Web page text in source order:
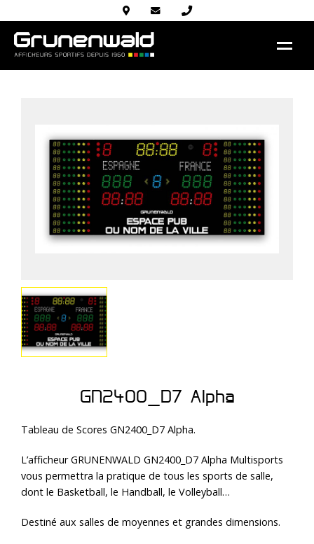
GN2400_D7 Alpha
Tableau de Scores GN2400_D7 Alpha.
L’afficheur GRUNENWALD GN2400_D7 Alpha Multisports
vous permettra la pratique de tous les sports de salle,
dont le Basketball, le Handball, le Volleyball…
Destiné aux salles de moyennes et grandes dimensions.